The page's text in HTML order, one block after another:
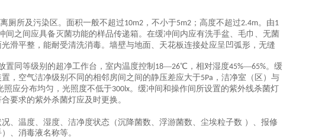
厕所及污染区。面积一般不超过10m2 ，不小于5m2 ；高度不超过2.4m。由1
之间应具备灭菌功能的样品传递箱。在缓冲间内应有洗手盆、毛巾、无菌
滑平整，能耐受清洗消毒。墙壁与地面、天花板连接处应呈凹弧形，无缝
置同等级别的超净工作台，室内温度控制 18—26℃，相对湿度45%—65%。缓
，空气洁净级别不同的相邻房间之间的静压差应大于5Pa ，洁净室（区）与
照应分布均匀，光照度不低于300lx。缓冲间和操作间所设置的紫外线杀菌灯
要求的紫外杀菌灯应及时更换。
、温度、湿度、洁净度状态（沉降菌数、浮游菌数、尘埃粒子数 ）、报修
、消毒液名称等。